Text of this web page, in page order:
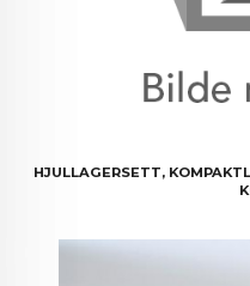
HJULLAGERSETT,